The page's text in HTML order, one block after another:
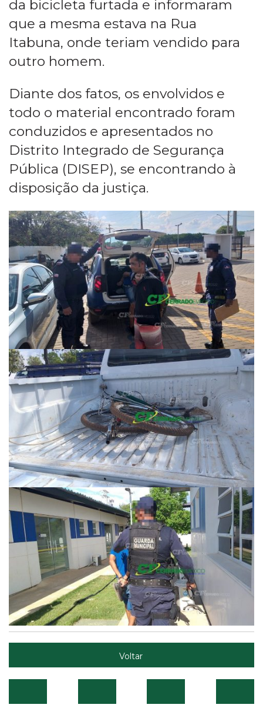
da bicicleta furtada e informaram
que a mesma estava na Rua
Itabuna, onde teriam vendido para
outro homem.
Diante dos fatos, os envolvidos e
todo o material encontrado foram
conduzidos e apresentados no
Distrito Integrado de Segurança
Pública (DISEP), se encontrando à
disposição da justiça.
Voltar